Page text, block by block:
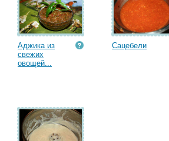
Аджика из
свежих
овощей...
Сацебели